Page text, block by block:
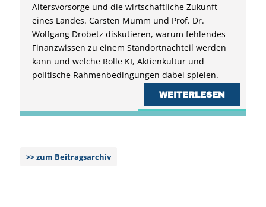
Altersvorsorge und die wirtschaftliche Zukunft
eines Landes. Carsten Mumm und Prof. Dr.
Wolfgang Drobetz diskutieren, warum fehlendes
Finanzwissen zu einem Standortnachteil werden
kann und welche Rolle KI, Aktienkultur und
politische Rahmenbedingungen dabei spielen.
WEITERLESEN
zum Beitragsarchiv